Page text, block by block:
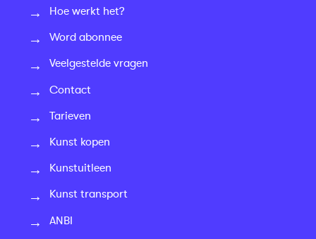
Hoe werkt het?
Word abonnee
Veelgestelde vragen
Contact
Tarieven
Kunst kopen
Kunstuitleen
Kunst transport
ANBI